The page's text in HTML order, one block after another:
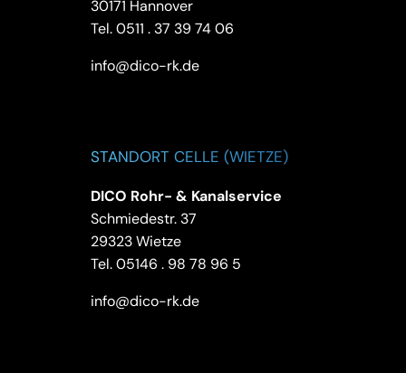
30171 Hannover
Tel.0511 . 37 39 74 06
info@dico-rk.de
STANDORT CELLE (WIETZE)
DICO Rohr- & Kanalservice
Schmiedestr. 37
29323 Wietze
Tel.05146 . 98 78 96 5
info@dico-rk.de